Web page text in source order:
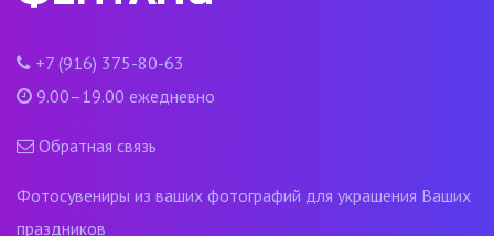
+7 (916) 375-80-63
9.00–19.00 ежедневно
Обратная связь
Фотосувениры из ваших фотографий для украшения Ваших
праздников